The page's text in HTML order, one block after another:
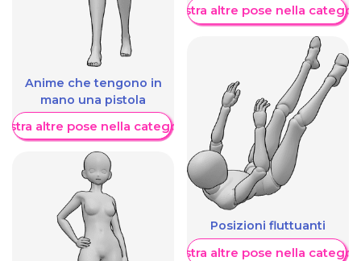
Anime che tengono in
mano una pistola
altre pose nella categoria
Mostra altre pose nella
Posizioni fluttuanti
Mostra altre pose nella